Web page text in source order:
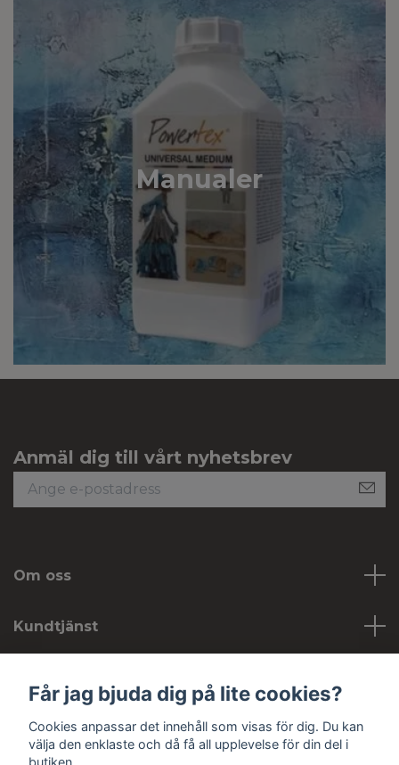
Manualer
Anmäl dig till vårt nyhetsbrev
Om oss
Kundtjänst
Sociala medier
Får jag bjuda dig på lite cookies?
Cookies anpassar det innehåll som visas för dig. Du kan
välja den enklaste och då få all upplevelse för din del i
butiken.